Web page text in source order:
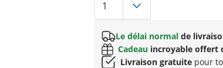
Le délai normalde
Cadeauincroyable offert
Livraison gratuite pour